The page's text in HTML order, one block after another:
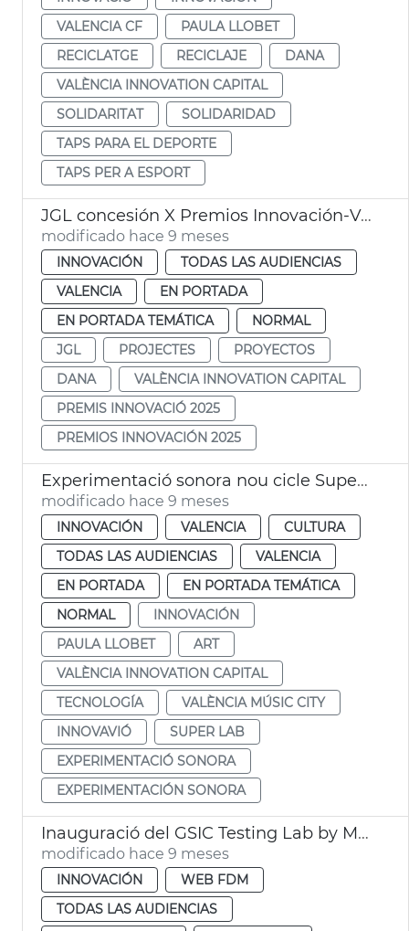
VALENCIA CF
PAULA LLOBET
RECICLATGE
RECICLAJE
DANA
VALÈNCIA INNOVATION CAPITAL
SOLIDARITAT
SOLIDARIDAD
TAPS PARA EL DEPORTE
TAPS PER A ESPORT
JGL concesión X Premios Innovación-Valencia Innovation Capital
modificado hace 9 meses
INNOVACIÓN
TODAS LAS AUDIENCIAS
VALENCIA
EN PORTADA
EN PORTADA TEMÁTICA
NORMAL
JGL
PROJECTES
PROYECTOS
DANA
VALÈNCIA INNOVATION CAPITAL
PREMIS INNOVACIÓ 2025
PREMIOS INNOVACIÓN 2025
Experimentació sonora nou cicle Super·Lab
modificado hace 9 meses
INNOVACIÓN VALENCIA
CULTURA
TODAS LAS AUDIENCIAS
VALENCIA
EN PORTADA
EN PORTADA TEMÁTICA
NORMAL
INNOVACIÓN
PAULA LLOBET
ART
VALÈNCIA INNOVATION CAPITAL
TECNOLOGÍA
VALÈNCIA MÚSIC CITY
INNOVAVIÓ
SUPER LAB
EXPERIMENTACIÓ SONORA
EXPERIMENTACIÓN SONORA
Inauguració del GSIC Testing Lab by Microsoft
modificado hace 9 meses
INNOVACIÓN
WEB FDM
TODAS LAS AUDIENCIAS